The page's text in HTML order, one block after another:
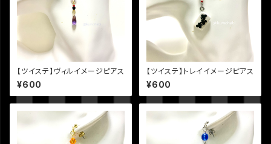
【ツイステ】ヴィルイメージピアス
¥600
【ツイステ】トレイイメージピアス
¥600